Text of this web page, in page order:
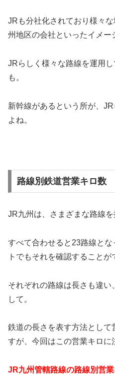
JRも分社化されており様々
州地区の会社といったイメー
JRらしく様々な路線を運用
も。
新幹線があるという所が、
よね。
路線別鉄道営業キロ数
JR九州は、さまざまな路線を
すべて合わせると23路線と
トでもそれを確認することが
それぞれの路線は長さも違い
して。
鉄道の長さを表す方法として
すが、今回はこの営業キロに
JR九州管轄路線の路線別営